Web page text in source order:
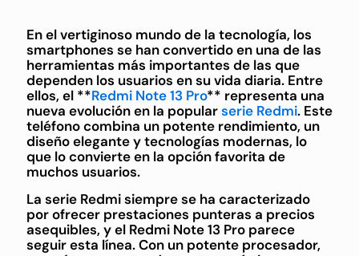
En el vertiginoso mundo de la tecnología, los
smartphones se han convertido en una de las
herramientas más importantes de las que
dependen los usuarios en su vida diaria. Entre
ellos, el **Redmi Note 13 Pro** representa una
nueva evolución en la popularserie Redmi. Este
teléfono combina un potente rendimiento, un
diseño elegante y tecnologías modernas, lo
que lo convierte en la opción favorita de
muchos usuarios.
La serie Redmi siempre se ha caracterizado
por ofrecer prestaciones punteras a precios
asequibles, y el Redmi Note 13 Pro parece
seguir esta línea. Con un potente procesador,